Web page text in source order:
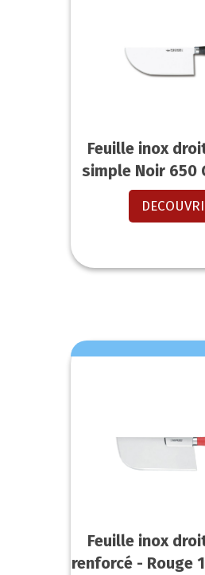
Feuille inox
simple Noir 650
Feuille inox
renforcé - Rouge